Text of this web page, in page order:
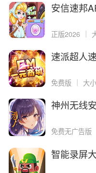
安信速邦
正版2026 ｜
速派超人
免费版 大
神州无线
免费无广告版
智能录屏